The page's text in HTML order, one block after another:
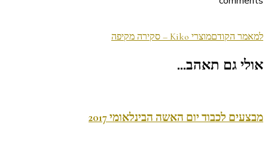
ניווט
בפוסטים
למאמר הקודםמוצרי Kiko – סקירה מקיפה
אולי גם תאהב...
מבצעים לכבוד יום האשה הבינלאומי 2017